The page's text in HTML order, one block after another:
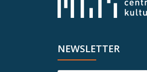
NEWSLETTER